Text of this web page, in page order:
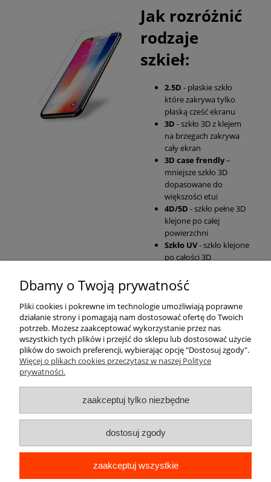
Jak rozróżnić
rodzaje
szkieł:
2.5D - płaskie szkło
które zakrywa tylko
płaską cześć ekranu
3D - szkło 3D z klejem
na brzegach zakrywa
cały ekran
3D case frendly–
mniejsze szkło 3D
dopasowane do
większości etui
4D/5D - szkło pełne 3D
klejone po całej
powierzchni
Szkło UV- szkło klejone
po całości 3D
Pomoc
Moje konto
Płatności i dostawa
O nas
Dbamy o Twoją prywatność
Pliki cookies i pokrewne im technologie umożliwiają poprawne
działanie strony i pomagają nam dostosować ofertę do Twoich
potrzeb. Możesz zaakceptować wykorzystanie przez nas
wszystkich tych plików i przejść do sklepu lub dostosować użycie
plików do swoich preferencji, wybierając opcję "Dostosuj zgody".
Więcej o plikach cookies przeczytasz w naszej Polityce
prywatności.
zaakceptuj tylko niezbędne
dostosuj zgody
zaakceptuj wszystkie